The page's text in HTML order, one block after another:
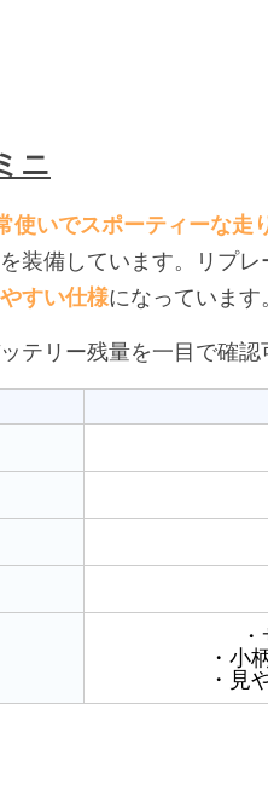
ニ
使いでスポーティーな走
装備しています。リプ
すい仕様になっています
テリー残量を一目で確認
・小
・見